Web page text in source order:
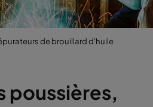
de brouillard d'huile
poussières,